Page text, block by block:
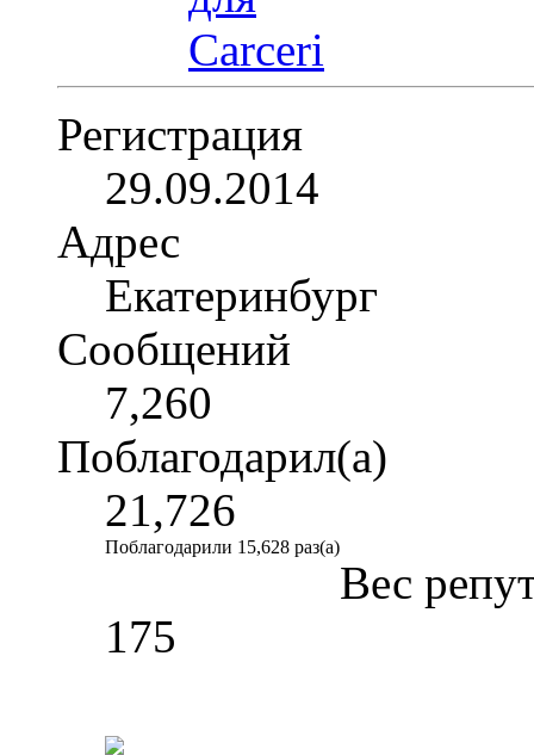
Регистрация
29.09.2014
Адрес
Екатеринбург
Сообщений
7,260
Поблагодарил(а)
21,726
Поблагодарили 15,628 раз(а)
Вес
175